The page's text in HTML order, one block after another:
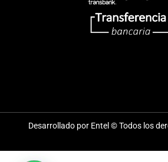
Desarrollado por Entel © Todos los